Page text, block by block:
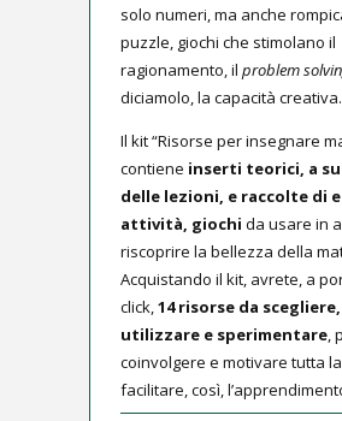
solo numeri, ma anche
puzzle, giochi che stimolano il
ragionamento, il problem
diciamolo, la capacità creativa.
Il kit “Risorse per insegnare
contiene inserti teorici, a
delle lezioni, e raccolte di
attività, giochi da usare in
riscoprire la bellezza della
Acquistando il kit, avrete, a
click,14 risorse da scegliere,
utilizzare e sperimentare,
coinvolgere e motivare tutta
facilitare, così,